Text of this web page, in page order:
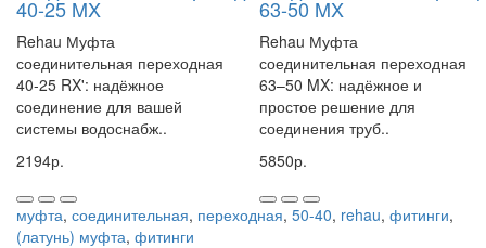
40-25 MX
Rehau Муфта
соединительная переходная
40-25 RX': надёжное
соединение для вашей
системы водоснабж..
2194р.
63-50 MX
Rehau Муфта
соединительная переходная
63–50 MX: надёжное и
простое решение для
соединения труб..
5850р.
муфта, соединительная, переходная, 50-40, rehau, фитинги,
(латунь) муфта, фитинги